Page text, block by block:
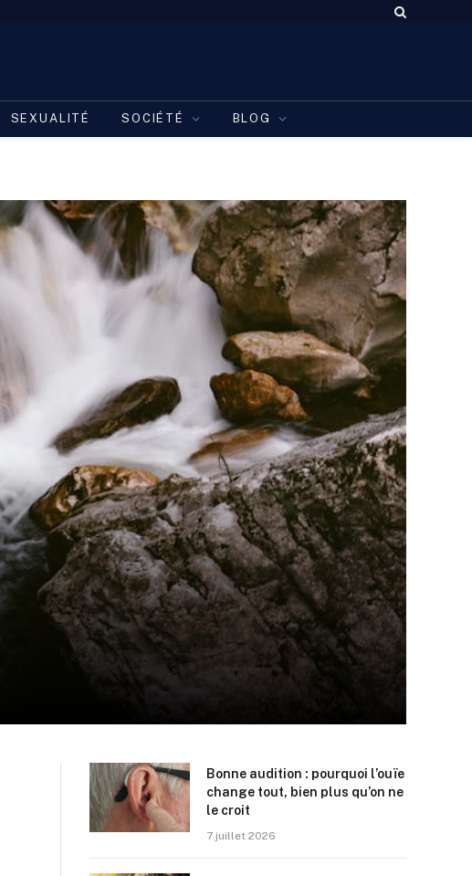
SEXUALITÉ SOCIÉTÉ BLOG
Bonne audition : pourquoi l’ouïe
change tout, bien plus qu’on ne
le croit
7 juillet 2026